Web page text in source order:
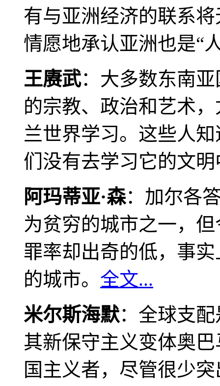
有与亚洲经济的联系
情愿地承认亚洲也是“
王赓武：大多数东南
的宗教、政治和艺术
兰世界学习。这些人
们没有去学习它的文
阿玛蒂亚·森：加尔各
为贫穷的城市之一，
罪率却出奇的低，事
的城市。 全文...
米尔斯海默：全球支
其新保守主义变体奥
国主义者，尽管很少